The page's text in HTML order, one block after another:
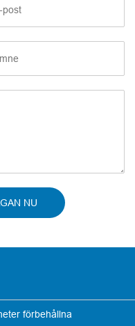
NU
förbehållna